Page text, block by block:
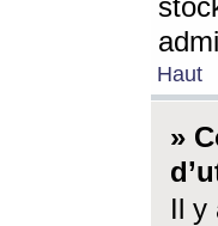
Haut
»
Il y